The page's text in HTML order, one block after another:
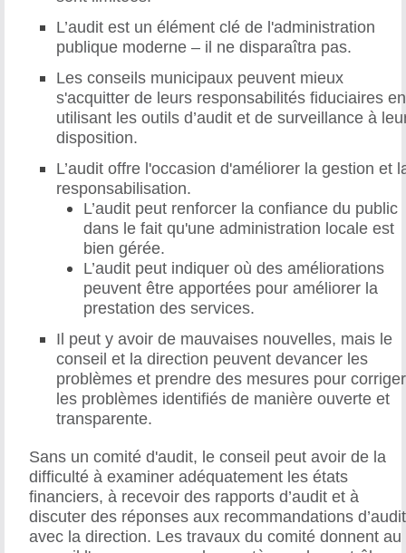
L’audit est un élément clé de l'administration
publique moderne – il ne disparaîtra pas.
Les conseils municipaux peuvent mieux
s'acquitter de leurs responsabilités fiduciaires en
utilisant les outils d’audit et de surveillance à
disposition.
L’audit offre l'occasion d'améliorer la gestion et
responsabilisation.
L’audit peut renforcer la confiance du public
dans le fait qu'une administration locale est
bien gérée.
L’audit peut indiquer où des améliorations
peuvent être apportées pour améliorer la
prestation des services.
Il peut y avoir de mauvaises nouvelles, mais le
conseil et la direction peuvent devancer les
problèmes et prendre des mesures pour corriger
les problèmes identifiés de manière ouverte et
transparente.
Sans un comité d'audit, le conseil peut avoir de la
difficulté à examiner adéquatement les états
financiers, à recevoir des rapports d’audit et à
discuter des réponses aux recommandations d’audit
avec la direction. Les travaux du comité donnent au